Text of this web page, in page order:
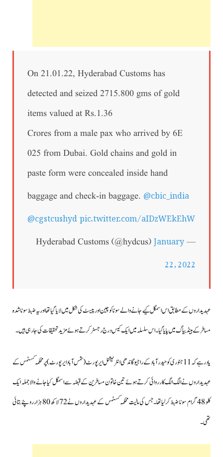
On 21.01.22, Hyderabad Customs has
detected and seized 2715.800 gms of gold
items valued at Rs.1.36
Crores from a male pax who arrived by 6E
025 from Dubai. Gold chains and gold in
paste form were concealed inside hand
baggage and check-in baggage. @cbic_india
@cgstcushydpic.twitter.com/aIDzWEkEhW
— Hyderabad Customs (@hydcus)
January
22, 2022
عہدیداروں کے مطابق اس اسمگل کیے جانے والے سونا کو چین اورپیسٹ کی شکل میں لایا گیا تھااور یہ ضبط سونا شدہ
مسافر کے ہینڈ بیاگ میں پایا گیا۔اس سلسلہ میں ایک کیس درج رجسٹر کرتے ہوئے مزید تحقیقات کی جارہی ہیں۔
یاد رہے کہ 11 جنوری کو حیدرآباد کے راجیو گاندھی انٹرنیشنل ایرپورٹ (شمس آباد ایرپورٹ) پرمحکمہ کسٹمس کے
عہدیداروں نے الگ الگ کارروائی کرتے ہوئے تین خاتون مسافرین کے قبضہ سے اسمگل کیا جانے والا جملہ ایک
کلو 48 گرام سونا ضبط کرلیا تھا۔جس کی مالیت محکمہ کسٹمس کے عہدیداروں نے 72 لاکھ 80 ہزار روپئے بتائی
تھی۔